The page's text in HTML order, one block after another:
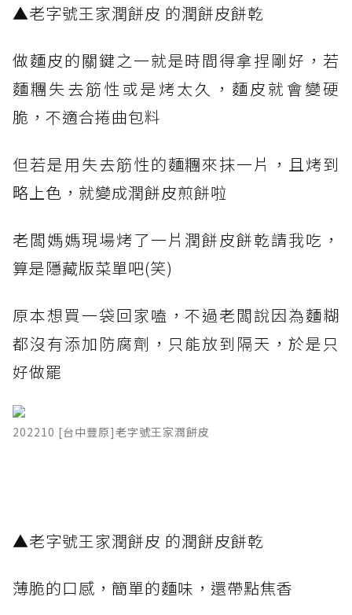
▲老字號王家潤餅皮 的潤餅皮餅乾
做麵皮的關鍵之一就是時間得拿捏剛好，若
麵糰失去筋性或是烤太久，麵皮就會變硬
脆，不適合捲曲包料
但若是用失去筋性的麵糰來抹一片，且烤到
略上色，就變成潤餅皮煎餅啦
老闆媽媽現場烤了一片潤餅皮餅乾請我吃，
算是隱藏版菜單吧(笑)
原本想買一袋回家嗑，不過老闆說因為麵糊
都沒有添加防腐劑，只能放到隔天，於是只
好做罷
202210 [台中豐原]老字號王家潤餅皮
▲老字號王家潤餅皮 的潤餅皮餅乾
薄脆的口感，簡單的麵味，還帶點焦香